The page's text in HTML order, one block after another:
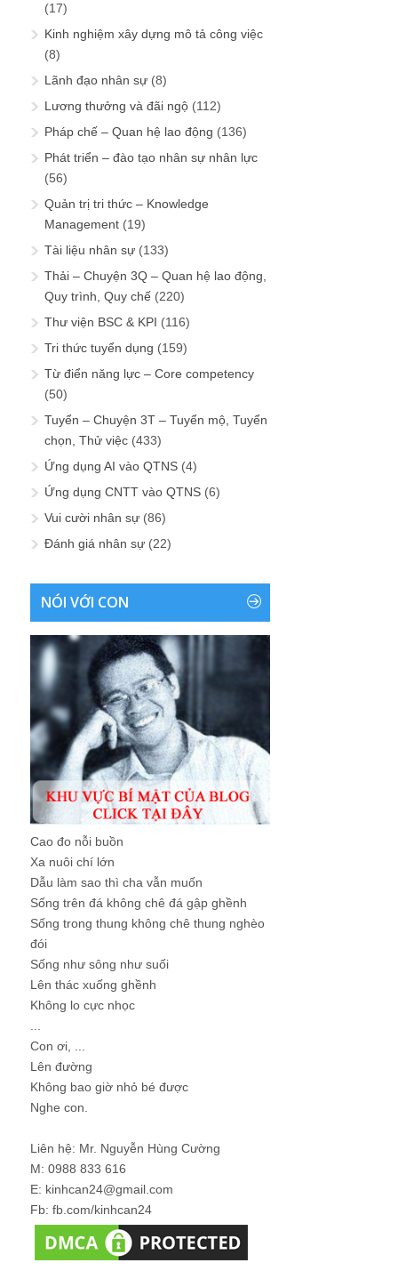
(17)
Kinh nghiệm xây dựng mô tả công việc
(8)
Lãnh đạo nhân sự (8)
Lương thưởng và đãi ngộ (112)
Pháp chế – Quan hệ lao động (136)
Phát triển – đào tạo nhân sự nhân lực
(56)
Quản trị tri thức – Knowledge
Management (19)
Tài liệu nhân sự (133)
Thải – Chuyện 3Q – Quan hệ lao động,
Quy trình, Quy chế (220)
Thư viện BSC & KPI (116)
Tri thức tuyển dụng (159)
Từ điển năng lực – Core competency
(50)
Tuyển – Chuyện 3T – Tuyển mộ, Tuyển
chọn, Thử việc (433)
Ứng dụng AI vào QTNS (4)
Ứng dụng CNTT vào QTNS (6)
Vui cười nhân sự (86)
Đánh giá nhân sự (22)
NÓI VỚI CON
Cao đo nỗi buồn
Xa nuôi chí lớn
Dẫu làm sao thì cha vẫn muốn
Sống trên đá không chê đá gập ghềnh
Sống trong thung không chê thung nghèo
đói
Sống như sông như suối
Lên thác xuống ghềnh
Không lo cực nhọc
Con ơi, ...
Lên đường
Không bao giờ nhỏ bé được
Nghe con.
Liên hệ: Mr. Nguyễn Hùng Cường
M: 0988 833 616
E: kinhcan24@gmail.com
Fb: fb.com/kinhcan24